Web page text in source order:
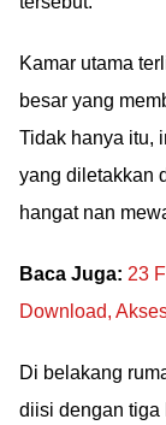
Kamar utama
besar yang
Tidak hanya itu,
yang diletakkan
hangat nan
Baca Juga: 23
Download,
Di belakang
diisi dengan tiga